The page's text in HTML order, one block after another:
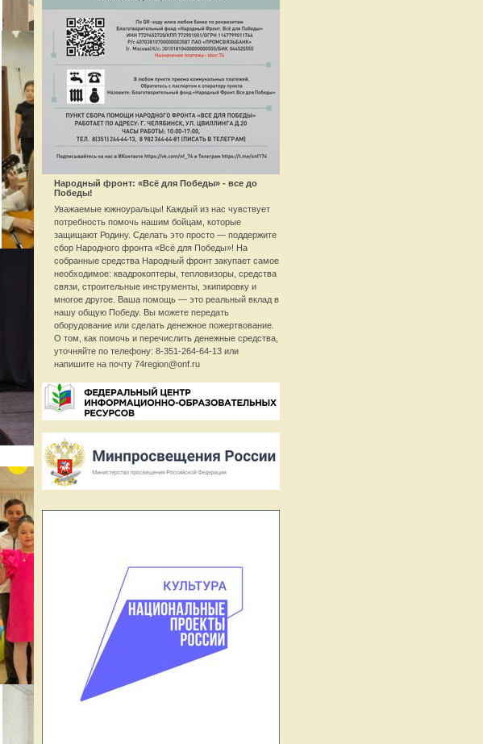
Народный фронт: «Всё для Победы» - все до
Победы!
Уважаемые южноуральцы! Каждый из нас чувствует
потребность помочь нашим бойцам, которые
защищают Родину. Сделать это просто — поддержите
сбор Народного фронта «Всё для Победы»! На
собранные средства Народный фронт закупает самое
необходимое: квадрокоптеры, тепловизоры, средства
связи, строительные инструменты, экипировку и
многое другое. Ваша помощь — это реальный вклад в
нашу общую Победу. Вы можете передать
оборудование или сделать денежное пожертвование.
О том, как помочь и перечислить денежные средства,
уточняйте по телефону: 8-351-264-64-13 или
напишите на почту 74region@onf.ru